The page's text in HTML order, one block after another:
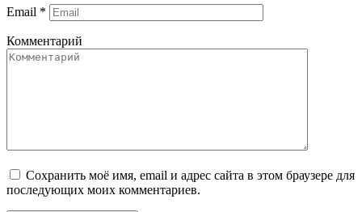
Email *
Комментарий
Сохранить моё имя, email и адрес сайта в этом браузере для
последующих моих комментариев.